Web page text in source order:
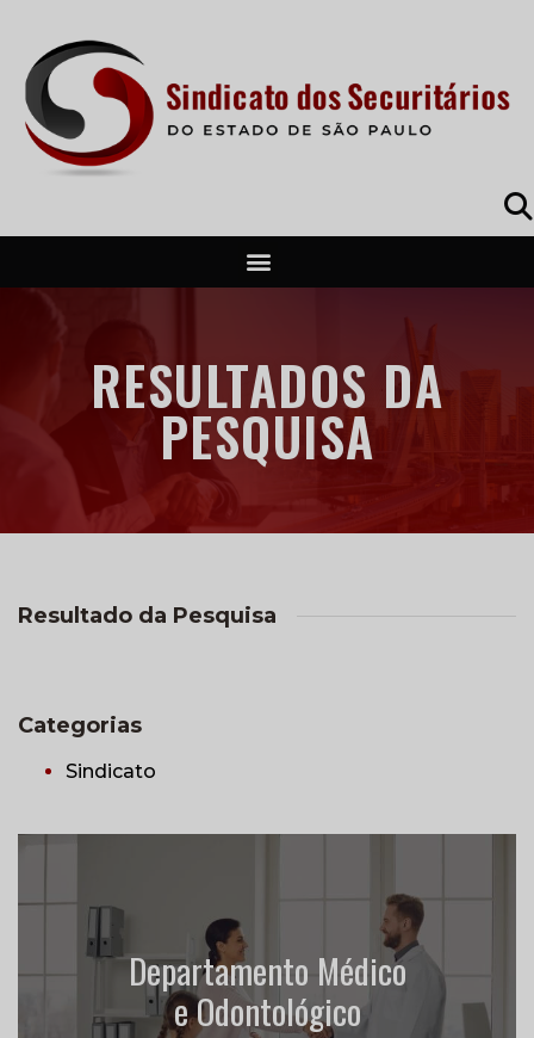
RESULTADOS DA
PESQUISA
Resultado da Pesquisa
Categorias
Sindicato
Departamento Médico
e Odontológico